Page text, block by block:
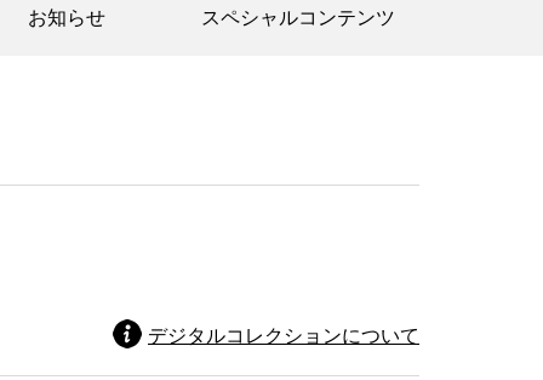
お知らせ スペシャルコンテンツ
デジタルコレクションについて